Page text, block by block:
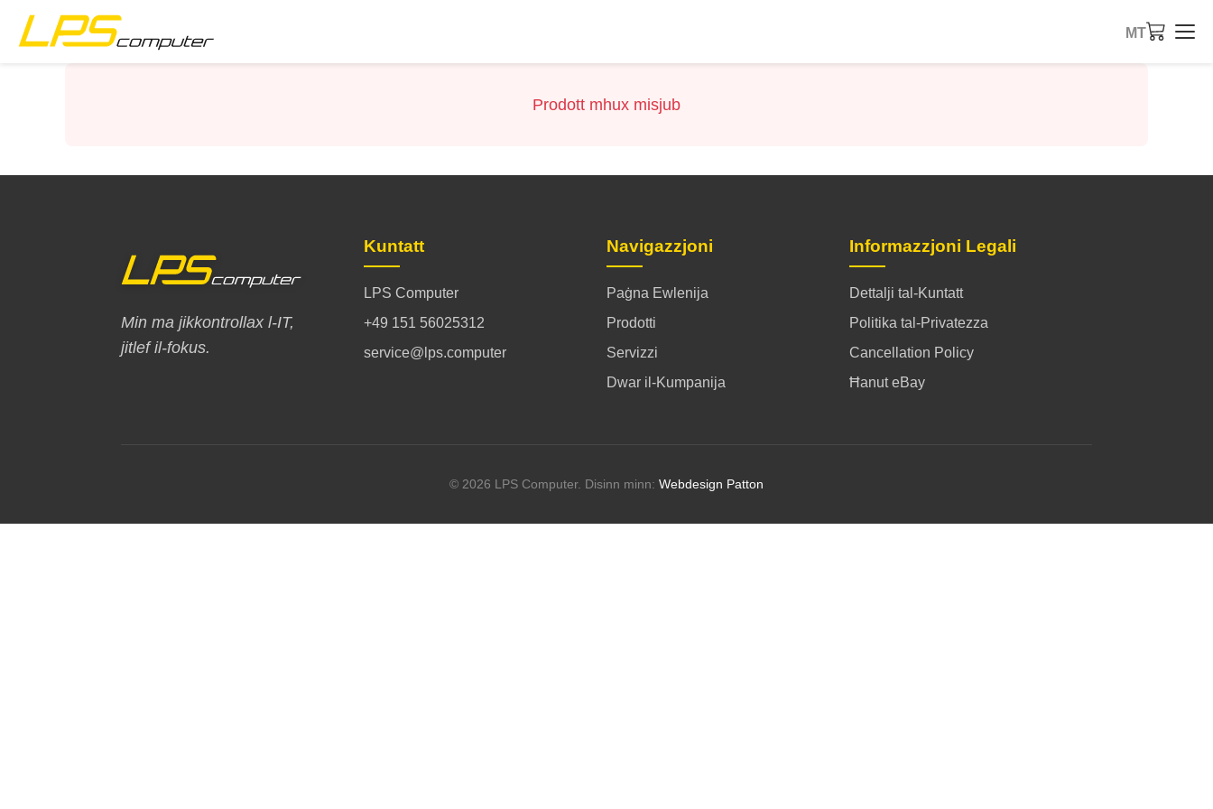
MT
Prodott mhux misjub
Min ma jikkontrollax l-IT,
jitlef il-fokus.
Kuntatt
LPS Computer
+49 151 56025312
service@lps.computer
Navigazzjoni
Paġna Ewlenija
Prodotti
Servizzi
Dwar il-Kumpanija
Informazzjoni Legali
Dettalji tal-Kuntatt
Politika tal-Privatezza
Cancellation Policy
Ħanut eBay
© 2026 LPS Computer. Disinn minn: Webdesign Patton